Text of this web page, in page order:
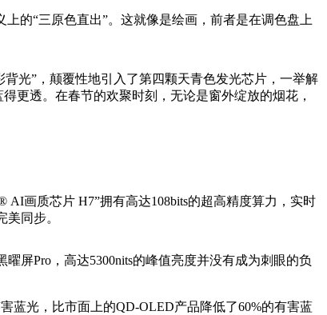
的“三原色直出”。这就像是绘画，前者是在调色盘上
光”，颠覆性地引入了第四颗天青色发光芯片，一举解
更透。在春节的欢聚时刻，无论是窗外绽放的烟花，
画质芯片 H7”拥有高达108bits的超高精度算力，实时
同步。
屏Pro，高达5300nits的峰值亮度并没有成为刺眼的负
蓝光，比市面上的QD-OLED产品降低了60%的有害蓝